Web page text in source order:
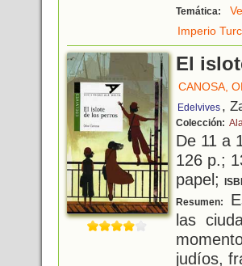
Temática:
Imperio
El
CANOSA,
Edelvives ,
Colección:
De 11 a
126 p.;
papel;
Resumen:
las
judíos,